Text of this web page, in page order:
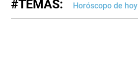
#TEMAS: Horóscopo de hoy